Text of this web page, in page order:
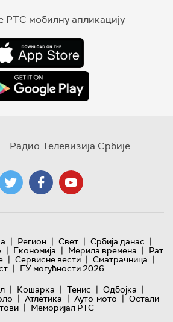
РТС мобилну апликацију
Радио Телевизија Србије
| Регион | Свет | Србија данас |
| Економија | Мерила времена | Рат
| Сервисне вести | Сматрачница |
| ЕУ могућности 2026
| Кошарка | Тенис | Одбојка |
| Атлетика | Ауто-мото | Остали
| Меморијал РТС